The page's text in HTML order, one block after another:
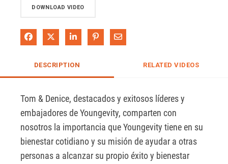
DOWNLOAD VIDEO
Share on Facebook
Share on XShare on LinkedIn
Pin on Pinterest
Share via Email
DESCRIPTION RELATED VIDEOS
Tom & Denice, destacados y exitosos líderes y
embajadores de Youngevity, comparten con
nosotros la importancia que Youngevity tiene en su
bienestar cotidiano y su misión de ayudar a otras
personas a alcanzar su propio éxito y bienestar